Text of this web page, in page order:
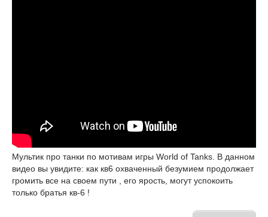
Мультик про танки по мотивам игры World of Tanks. В данном
видео вы увидите: как кв6 охваченный безумием продолжает
громить все на своем пути , его ярость, могут успокоить
только братья кв-6 !